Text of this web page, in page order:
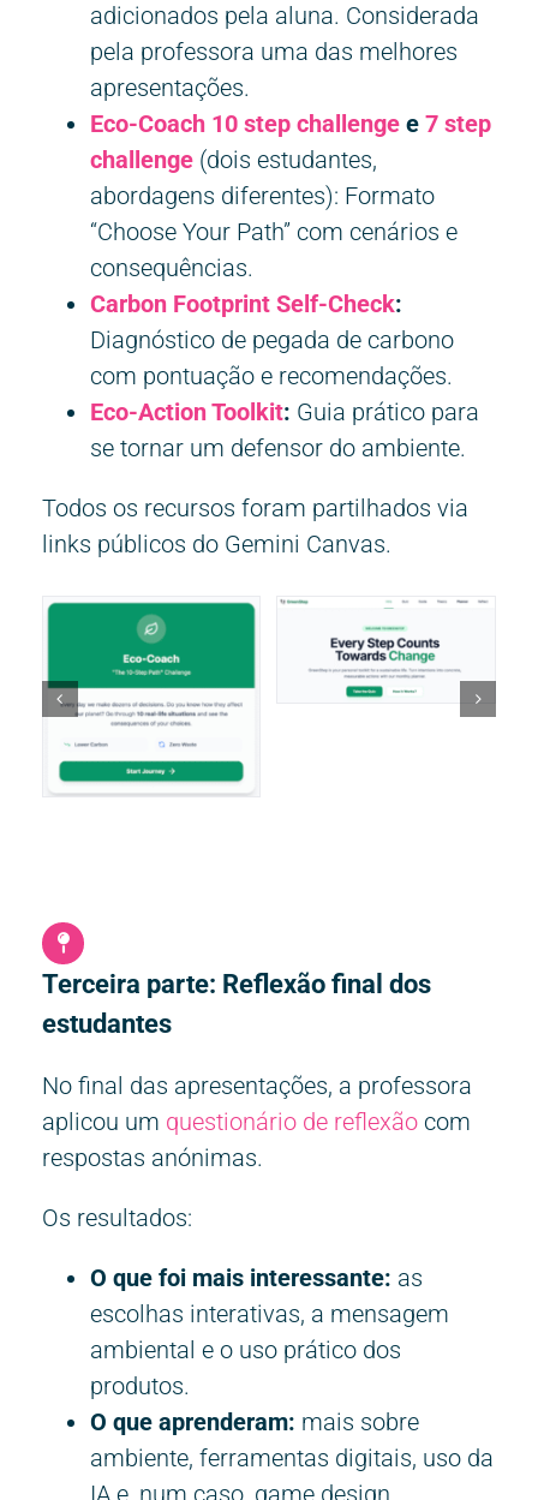
adicionados pela aluna. Considerada
pela professora uma das melhores
apresentações.
Eco-Coach 10 step challengee 7 step
challenge(dois estudantes,
abordagens diferentes): Formato
“Choose Your Path” com cenários e
consequências.
Carbon Footprint Self-Check:
Diagnóstico de pegada de carbono
com pontuação e recomendações.
Eco-Action Toolkit: Guia prático para
se tornar um defensor do ambiente.
Todos os recursos foram partilhados via
links públicos do Gemini Canvas.
Terceira parte: Reflexão final dos
estudantes
No final das apresentações, a professora
aplicou um questionário de reflexãocom
respostas anónimas.
Os resultados:
O que foi mais interessante: as
escolhas interativas, a mensagem
ambiental e o uso prático dos
produtos.
O que aprenderam: mais sobre
ambiente, ferramentas digitais, uso da